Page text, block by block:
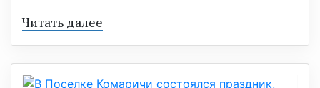
Читать далее